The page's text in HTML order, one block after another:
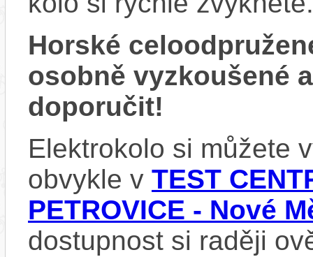
Horské
osobně vyzkoušené
doporučit!
Elektrokolo si můžete
obvykle v TEST
PETROVICE - Nové
dostupnost si raději